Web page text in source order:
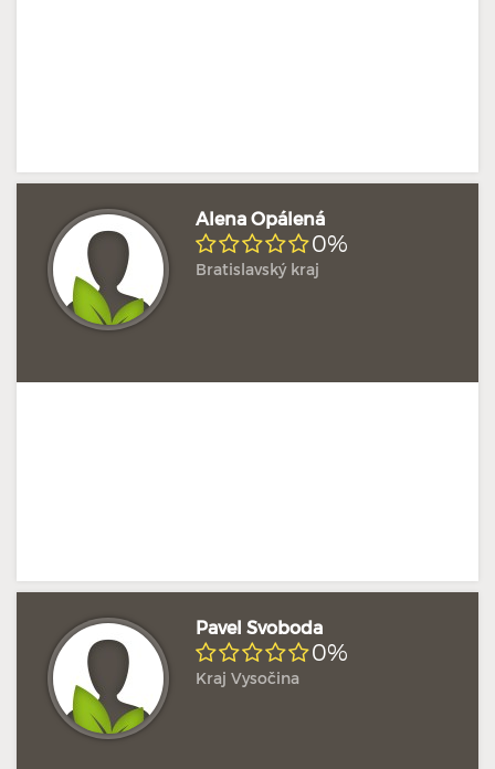
Alena Opálená
0%
Bratislavský kraj
Pavel Svoboda
0%
Kraj Vysočina
Doposud žádné hodnocení
Doposud žádné hodnocení